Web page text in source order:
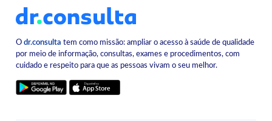
Odr.consulta tem como missão: ampliar o acesso à saúde de qualidade
por meio de informação, consultas, exames e procedimentos, com
cuidado e respeito para que as pessoas vivam o seu melhor.